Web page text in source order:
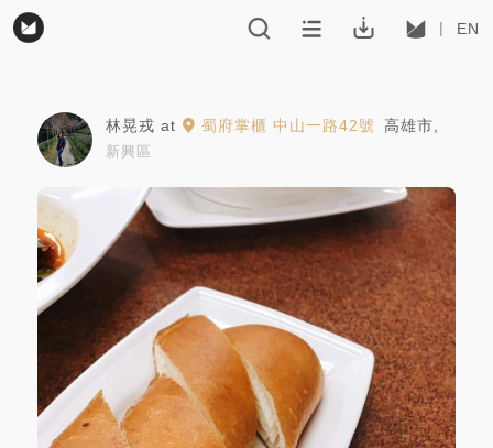
EN
林晃戎 at 蜀府掌櫃 中山一路42號 高雄市
新興區